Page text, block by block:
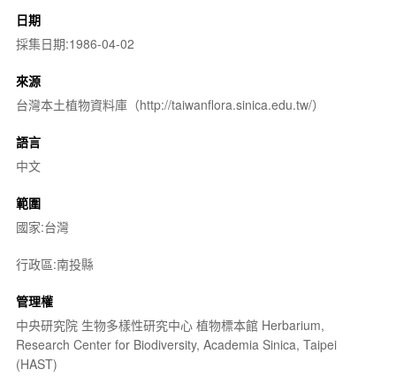
日期
採集日期:1986-04-02
來源
台灣本土植物資料庫（http://taiwanflora.sinica.edu.tw/）
語言
中文
範圍
國家:台灣
行政區:南投縣
管理權
中央研究院 生物多樣性研究中心 植物標本館 Herbarium,
Research Center for Biodiversity, Academia Sinica, Taipei
(HAST)